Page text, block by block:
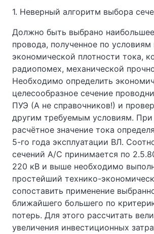
1. Неверный алгоритм выбора
Должно быть выбрано
провода, полученное по условиям
экономической плотности тока,
радиопомех, механической
Необходимо определить
целесообразное сечение
ПУЭ (А не справочников!) и
другим требуемым условиям. При
расчётное значение тока
5-го года эксплуатации ВЛ.
сечений А/С принимается по
220 кВ и выше необходимо
простейший технико-
сопоставить применение
ближайшего большего по
потерь. Для этого рассчитать
увеличения инвестиционных